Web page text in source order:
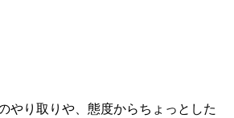
やり取りや、態度からちょっとした